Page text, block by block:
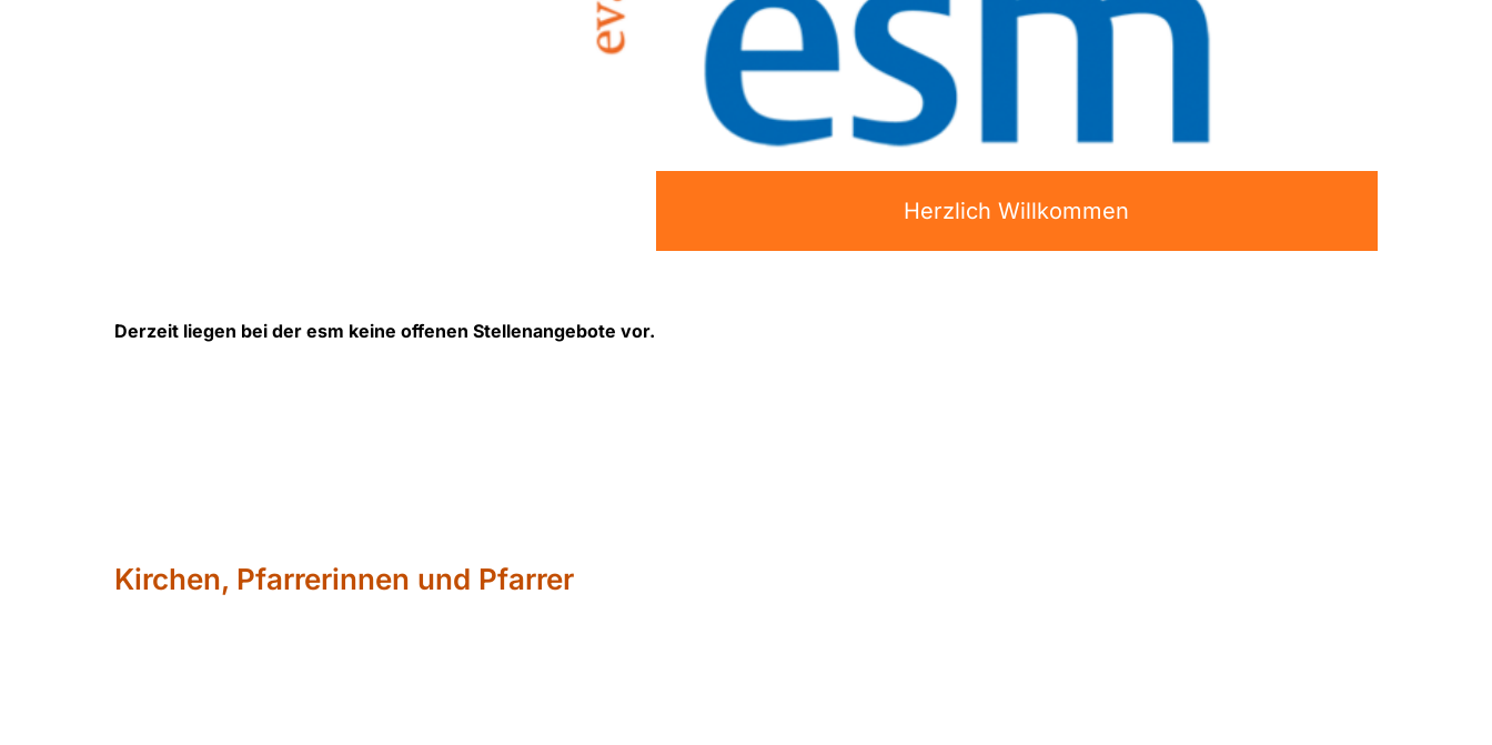
Herzlich Willkommen
Derzeit liegen bei der esm keine offenen Stellenangebote vor.
Kirchen, Pfarrerinnen und Pfarrer